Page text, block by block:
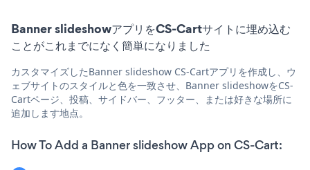
Banner slideshowアプリをCS-Cartサイトに埋め込む
ことがこれまでになく簡単になりました
カスタマイズしたBanner slideshow CS-Cartアプリを作成し、ウ
ェブサイトのスタイルと色を一致させ、Banner slideshowをCS-
Cartページ、投稿、サイドバー、フッター、または好きな場所に
追加します地点。
How To Add a Banner slideshow App on CS-Cart: